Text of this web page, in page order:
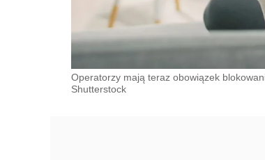
Operatorzy mają teraz obowiązek
Shutterstock